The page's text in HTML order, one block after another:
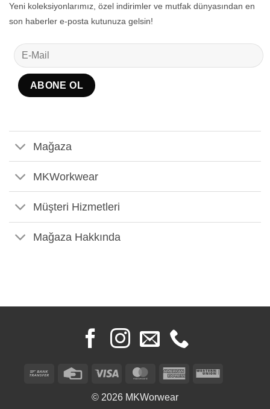
Yeni koleksiyonlarımız, özel indirimler ve mutfak dünyasından en
son haberler e-posta kutunuza gelsin!
Mağaza
MKWorkwear
Müşteri Hizmetleri
Mağaza Hakkında
Bank
Credit
Visa MasterCardAmericanWestern
© 2026 MKWorwear